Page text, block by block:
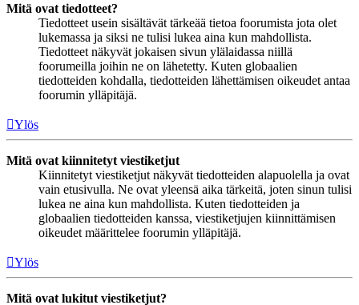
Mitä ovat tiedotteet?
Tiedotteet usein sisältävät tärkeää tietoa foorumista jota olet
lukemassa ja siksi ne tulisi lukea aina kun mahdollista.
Tiedotteet näkyvät jokaisen sivun ylälaidassa niillä
foorumeilla joihin ne on lähetetty. Kuten globaalien
tiedotteiden kohdalla, tiedotteiden lähettämisen oikeudet antaa
foorumin ylläpitäjä.
Ylös
Mitä ovat kiinnitetyt viestiketjut
Kiinnitetyt viestiketjut näkyvät tiedotteiden alapuolella ja ovat
vain etusivulla. Ne ovat yleensä aika tärkeitä, joten sinun tulisi
lukea ne aina kun mahdollista. Kuten tiedotteiden ja
globaalien tiedotteiden kanssa, viestiketjujen kiinnittämisen
oikeudet määrittelee foorumin ylläpitäjä.
Ylös
Mitä ovat lukitut viestiketjut?